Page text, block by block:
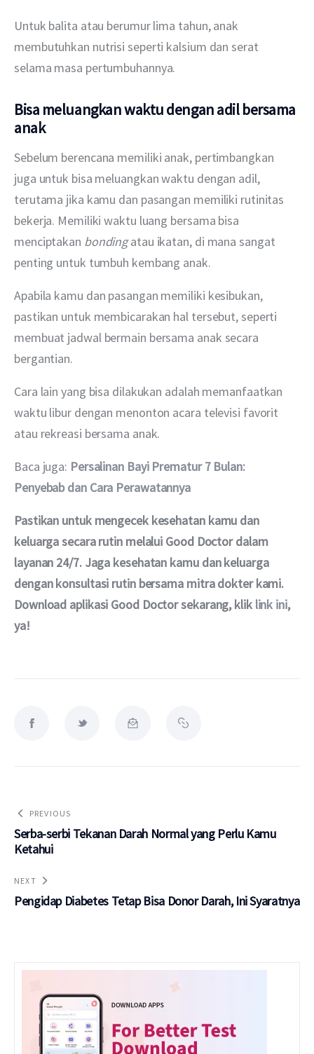
Untuk balita atau berumur lima tahun, anak
membutuhkan nutrisi seperti kalsium dan serat
selama masa pertumbuhannya.
Bisa meluangkan waktu dengan adil bersama
anak
Sebelum berencana memiliki anak, pertimbangkan
juga untuk bisa meluangkan waktu dengan adil,
terutama jika kamu dan pasangan memiliki rutinitas
bekerja. Memiliki waktu luang bersama bisa
menciptakan bonding atau ikatan, di mana sangat
penting untuk tumbuh kembang anak.
Apabila kamu dan pasangan memiliki kesibukan,
pastikan untuk membicarakan hal tersebut, seperti
membuat jadwal bermain bersama anak secara
bergantian.
Cara lain yang bisa dilakukan adalah memanfaatkan
waktu libur dengan menonton acara televisi favorit
atau rekreasi bersama anak.
Baca juga: Persalinan Bayi Prematur 7 Bulan:
Penyebab dan Cara Perawatannya
Pastikan untuk mengecek kesehatan kamu dan
keluarga secara rutin melalui Good Doctor dalam
layanan 24/7. Jaga kesehatan kamu dan keluarga
dengan konsultasi rutin bersama mitra dokter kami.
Download aplikasi Good Doctor sekarang, klik link ini,
ya!
PREVIOUS
Serba-serbi Tekanan Darah Normal yang Perlu Kamu
Ketahui
NEXT
Pengidap Diabetes Tetap Bisa Donor Darah, Ini Syaratnya